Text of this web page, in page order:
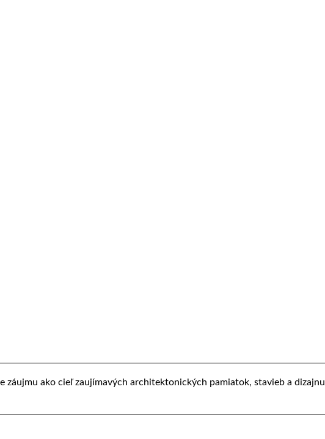
ako cieľ zaujímavých architektonických pamiatok, stavieb a dizajnu